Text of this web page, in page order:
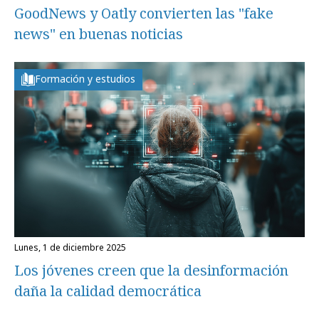
GoodNews y Oatly convierten las "fake
news" en buenas noticias
Formación y estudios
lunes, 1 de diciembre 2025
Los jóvenes creen que la desinformación
daña la calidad democrática